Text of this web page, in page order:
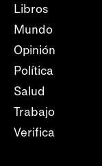
Libros
Mundo
Opinión
Política
Salud
Trabajo
Verifica